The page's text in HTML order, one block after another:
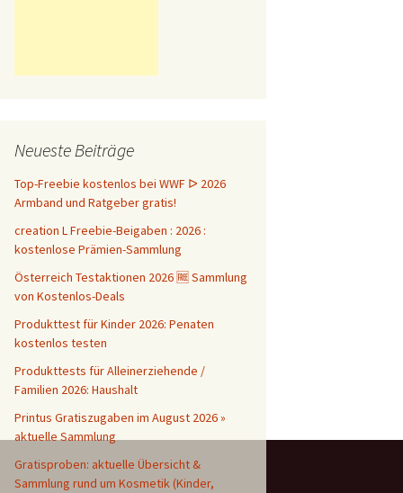
Neueste Beiträge
Top-Freebie kostenlos bei WWF ᐅ 2026
Armband und Ratgeber gratis!
creation L Freebie-Beigaben : 2026 :
kostenlose Prämien-Sammlung
Österreich Testaktionen 2026 🆓 Sammlung
von Kostenlos-Deals
Produkttest für Kinder 2026: Penaten
kostenlos testen
Produkttests für Alleinerziehende /
Familien 2026: Haushalt
Printus Gratiszugaben im August 2026 »
aktuelle Sammlung
Gratisproben: aktuelle Übersicht &
Sammlung rund um Kosmetik (Kinder,